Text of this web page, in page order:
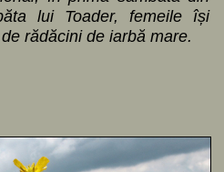
lui Toader, femeile își
rădăcini de iarbă mare.